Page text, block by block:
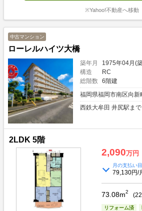
※Yahoo!不動産へ移動
中古マンション
ローレルハイツ大橋
築年月
1975年04月(
構造
RC
総階数
6階建
福岡県福岡市南区向新
西鉄大牟田 井尻駅ま
2LDK 5階
2,090万円
月の支払い
79,130円/
73.08m2 (
リフォーム済